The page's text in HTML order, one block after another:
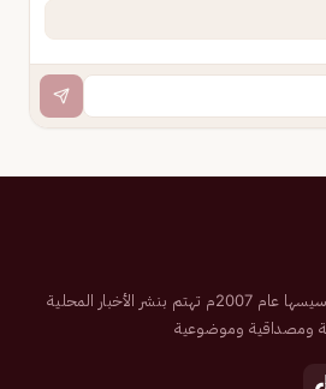
صحيفة إلكترونية سعودية تم تأسيسها عام 2007م تهتم بنشر الأخبار المحلية
ومصداقية وموضوعية